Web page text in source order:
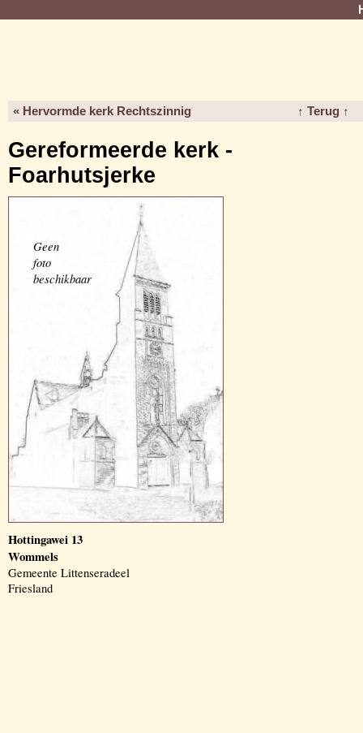
« Hervormde kerk Rechtszinnig ↑ Terug ↑
Gereformeerde kerk -
Foarhutsjerke
Geen
foto
beschikbaar
Hottingawei 13
Wommels
Gemeente Littenseradeel
Friesland